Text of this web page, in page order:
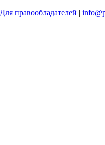
Для правообладателей |